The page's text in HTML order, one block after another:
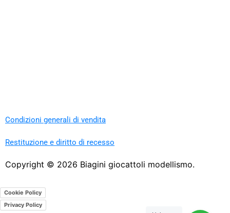
Condizioni generali di vendita
Restituzione e diritto di recesso
Copyright © 2026 Biagini giocattoli modellismo.
Cookie Policy
Privacy Policy